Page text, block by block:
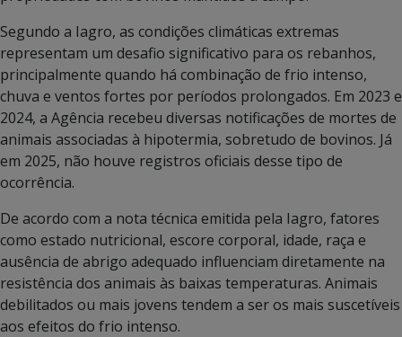
Segundo a Iagro, as condições climáticas extremas
representam um desafio significativo para os rebanhos,
principalmente quando há combinação de frio intenso,
chuva e ventos fortes por períodos prolongados. Em 2023 e
2024, a Agência recebeu diversas notificações de mortes de
animais associadas à hipotermia, sobretudo de bovinos. Já
em 2025, não houve registros oficiais desse tipo de
ocorrência.
De acordo com a nota técnica emitida pela Iagro, fatores
como estado nutricional, escore corporal, idade, raça e
ausência de abrigo adequado influenciam diretamente na
resistência dos animais às baixas temperaturas. Animais
debilitados ou mais jovens tendem a ser os mais suscetíveis
aos efeitos do frio intenso.